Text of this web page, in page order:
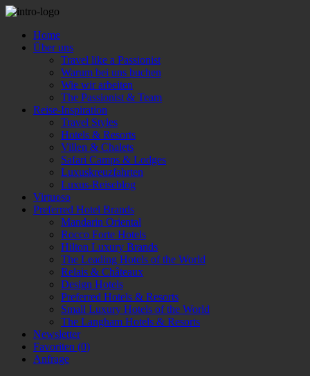
Home
Über uns
Travel like a Passionist
Warum bei uns buchen
Wie wir arbeiten
The Passionist & Team
Reise-Inspiration
Travel Styles
Hotels & Resorts
Villen & Chalets
Safari Camps & Lodges
Luxuskreuzfahrten
Luxus-Reiseblog
Virtuoso
Preferred Hotel Brands
Mandarin Oriental
Rocco Forte Hotels
Hilton Luxury Brands
The Leading Hotels of the World
Relais & Châteaux
Design Hotels
Preferred Hotels & Resorts
Small Luxury Hotels of the World
The Langham Hotels & Resorts
Newsletter
Favoriten (0)
Anfrage